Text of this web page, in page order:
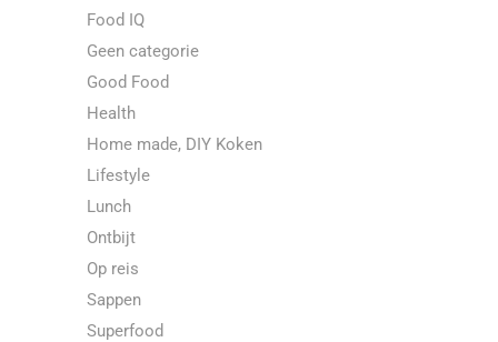
Food IQ
Geen categorie
Good Food
Health
Home made, DIY Koken
Lifestyle
Lunch
Ontbijt
Op reis
Sappen
Superfood